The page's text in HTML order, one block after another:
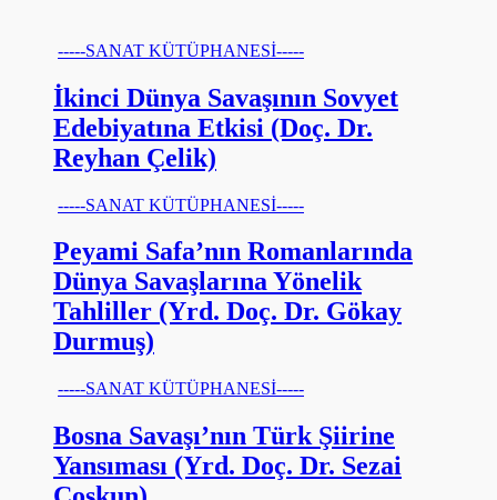
-----SANAT KÜTÜPHANESİ-----
İkinci Dünya Savaşının Sovyet
Edebiyatına Etkisi (Doç. Dr.
Reyhan Çelik)
-----SANAT KÜTÜPHANESİ-----
Peyami Safa’nın Romanlarında
Dünya Savaşlarına Yönelik
Tahliller (Yrd. Doç. Dr. Gökay
Durmuş)
-----SANAT KÜTÜPHANESİ-----
Bosna Savaşı’nın Türk Şiirine
Yansıması (Yrd. Doç. Dr. Sezai